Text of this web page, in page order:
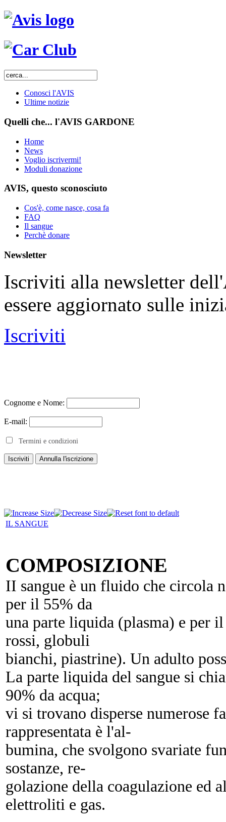
Conosci l'AVIS
Ultime notizie
Quelli che... l'AVIS GARDONE
Home
News
Voglio iscrivermi!
Moduli donazione
AVIS, questo sconosciuto
Cos'è, come nasce, cosa fa
FAQ
Il sangue
Perchè donare
Newsletter
Iscriviti alla newsletter
essere aggiornato sulle
Iscriviti
Cognome e Nome:
E-mail:
Termini e condizioni
IL SANGUE
COMPOSIZIONE
II sangue è un fluido che circola
per il 55% da
una parte liquida (plasma) e per
rossi, globuli
bianchi, piastrine). Un adulto
La parte liquida del sangue si
90% da acqua;
vi si trovano disperse numerose
rappresentata è l'al-
bumina, che svolgono svariate
sostanze, re-
golazione della coagulazione
elettroliti e gas.